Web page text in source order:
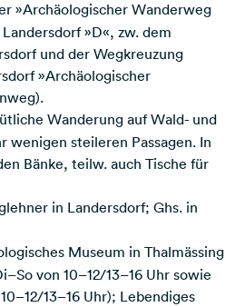
»Archäologischer Wanderweg
»D«, zw. dem
und der Wegkreuzung
»Archäologischer
Wanderung auf Wald- und
wenigen steileren Passagen. In
Bänke, teilw. auch Tische für
in Landersdorf; Ghs. in
Museum in Thalmässing
von 10–12/13–16 Uhr sowie
13–16 Uhr); Lebendiges